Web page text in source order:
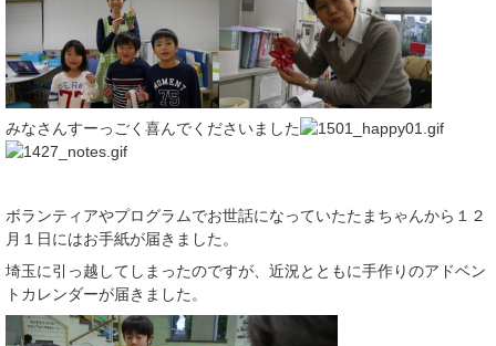
みなさんすーっごく喜んでくださいました
ボランティアやプログラムでお世話になっていたたまちゃんから１２
月１日にはお手紙が届きました。
埼玉に引っ越してしまったのですが、近況とともに手作りのアドベン
トカレンダーが届きました。